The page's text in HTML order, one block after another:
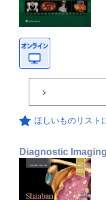
ほしいものリスト
Diagnostic